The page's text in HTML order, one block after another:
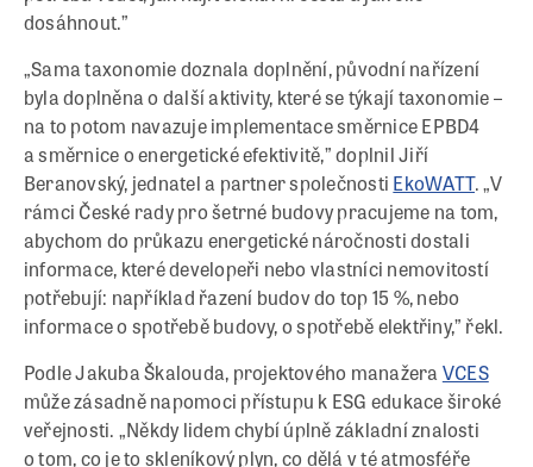
dosáhnout.”
„Sama taxonomie doznala doplnění, původní nařízení
byla doplněna o další aktivity, které se týkají taxonomie –
na to potom navazuje implementace směrnice EPBD4
a směrnice o energetické efektivitě,” doplnil Jiří
Beranovský, jednatel a partner společnosti EkoWATT. „V
rámci České rady pro šetrné budovy pracujeme na tom,
abychom do průkazu energetické náročnosti dostali
informace, které developeři nebo vlastníci nemovitostí
potřebují: například řazení budov do top 15 %, nebo
informace o spotřebě budovy, o spotřebě elektřiny,” řekl.
Podle Jakuba Škalouda, projektového manažera VCES
může zásadně napomoci přístupu k ESG edukace široké
veřejnosti. „Někdy lidem chybí úplně základní znalosti
o tom, co je to skleníkový plyn, co dělá v té atmosféře